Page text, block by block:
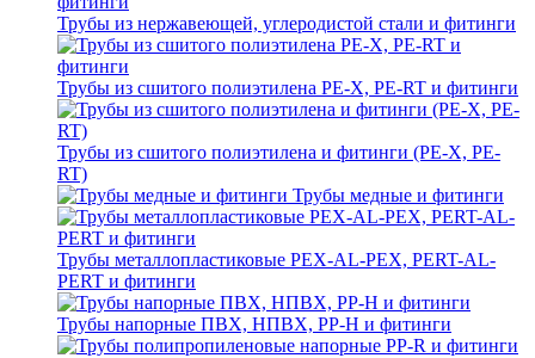
Трубы из нержавеющей, углеродистой стали и фитинги
Трубы из сшитого полиэтилена PE-X, PE-RT и фитинги
Трубы из сшитого полиэтилена и фитинги (PE-X, PE-
RT)
Трубы медные и фитинги
Трубы металлопластиковые PEX-AL-PEX, PERT-AL-
PERT и фитинги
Трубы напорные ПВХ, НПВХ, PP-H и фитинги